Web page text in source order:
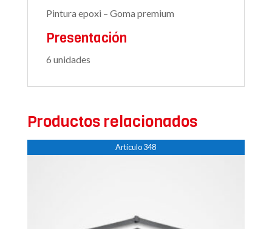
Pintura epoxi – Goma premium
Presentación
6 unidades
Productos relacionados
Artículo 348